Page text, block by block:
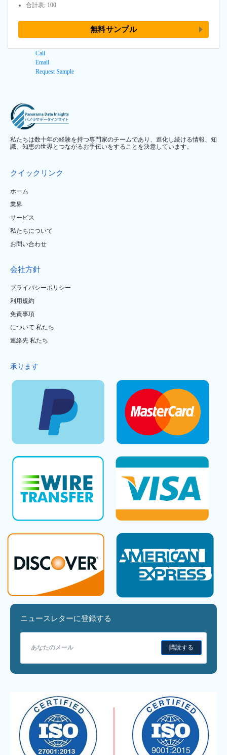
合計表: 100
無料サンプル
Call
Email
Request Sample
私たちは数十年の経験を持つ専門家のチームであり、進化し続ける情報、知
識、知恵の世界とつながるお手伝いをすることを決意しています。
クイックリンク
ホーム
業界
サービス
私たちについて
お問い合わせ
会社方針
プライバシーポリシー
利用規約
免責事項
について 私たち
連絡先 私たち
承ります
ニュースレターに登録する
購読する